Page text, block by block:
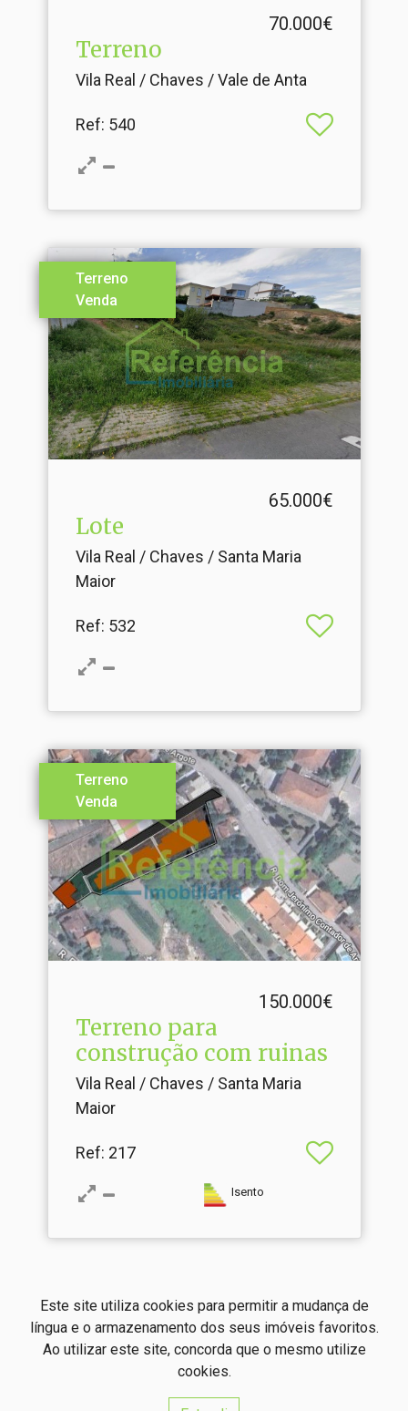
Este site utiliza cookies para permitir a mudança de
língua e o armazenamento dos seus imóveis favoritos.
Ao utilizar este site, concorda que o mesmo utilize
cookies.
70.000€
Terreno
Vila Real / Chaves / Vale de Anta
Ref: 540
Terreno
Venda
65.000€
Lote
Vila Real / Chaves / Santa Maria
Maior
Ref: 532
Terreno
Venda
150.000€
Terreno para
construção com ruinas
Vila Real / Chaves / Santa Maria
Maior
Ref: 217
Isento
2 3 4 5 6
Referência Imobiliária